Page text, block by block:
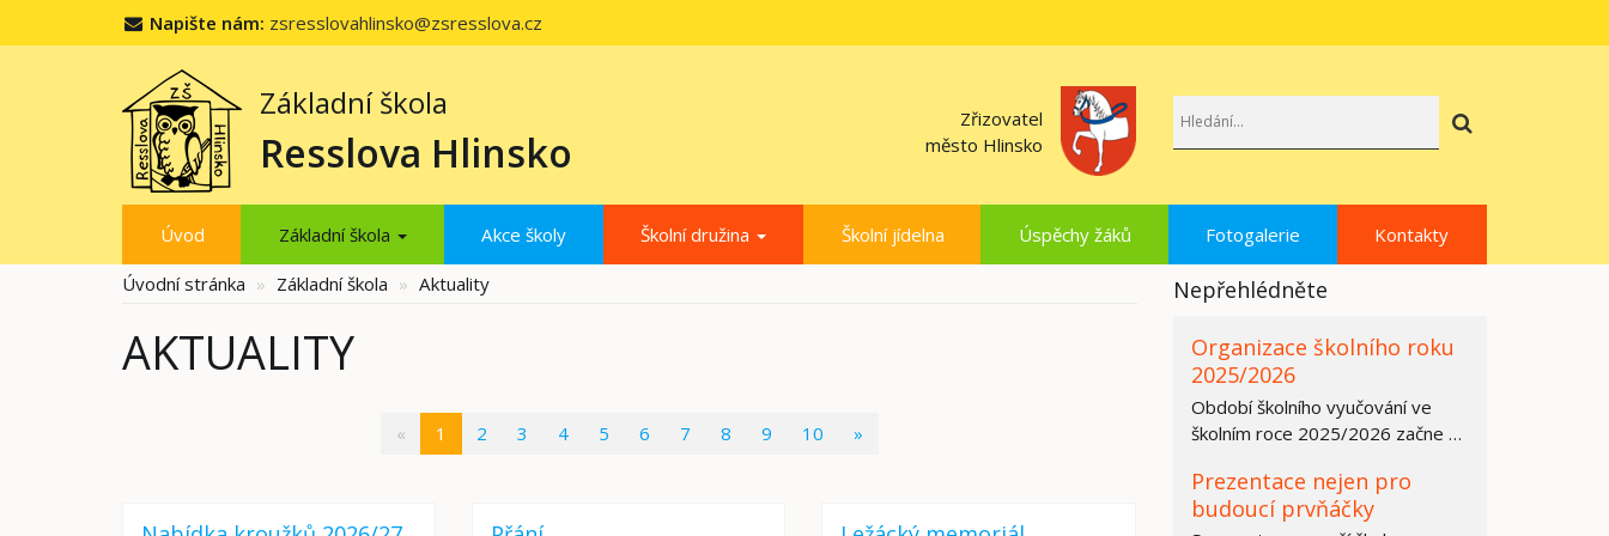
Napište nám: zsresslovahlinsko@zsresslova.cz
Základní škola
Resslova Hlinsko
Zřizovatel
město Hlinsko
Úvod Základní škola Akce školy Školní družina Školní jídelna Úspěchy žáků Fotogalerie Kontakty
Úvodní stránka Základní škola Aktuality
AKTUALITY
« 1 (current)
2 3 4 5 6 7 8 9 10 »
Nepřehlédněte
Organizace školního roku
2025/2026
Období školního vyučování ve
školním roce 2025/2026 začne ve
středních…
Prezentace nejen pro
budoucí prvňáčky